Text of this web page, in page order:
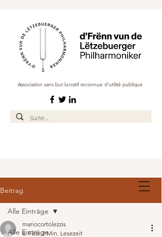
Association sans but lucratif reconnue d'utilité publique
Beitrag
Alle Einträge
Alle Einträge
mariocortolezzis
8. Feb. 2 Min. Lesezeit